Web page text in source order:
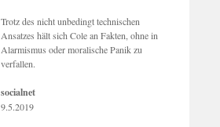
Trotz des nicht unbedingt technischen
Ansatzes hält sich Cole an Fakten, ohne in
Alarmismus oder moralische Panik zu
verfallen.
socialnet
9.5.2019